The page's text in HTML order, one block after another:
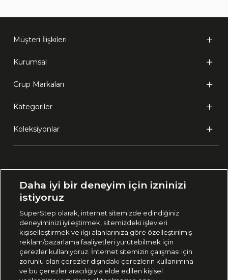
Müşteri İlişkileri
Kurumsal
Grup Markaları
Kategoriler
Koleksiyonlar
🇹🇷 Türkiye
444 37 36
Uygulamadan Takip Edin
Daha iyi bir deneyim için izninizi
istiyoruz
SuperStep olarak, internet sitemizde edindiğiniz
deneyiminizi iyileştirmek, sitemizdeki işlevleri
kişiselleştirmek ve ilgi alanlarınıza göre özelleştirilmiş
reklam/pazarlama faaliyetleri yürütebilmek için
çerezler kullanıyoruz. İnternet sitemizin çalışması için
zorunlu olan çerezler dışındaki çerezlerin kullanımına
ve bu çerezler aracılığıyla elde edilen kişisel